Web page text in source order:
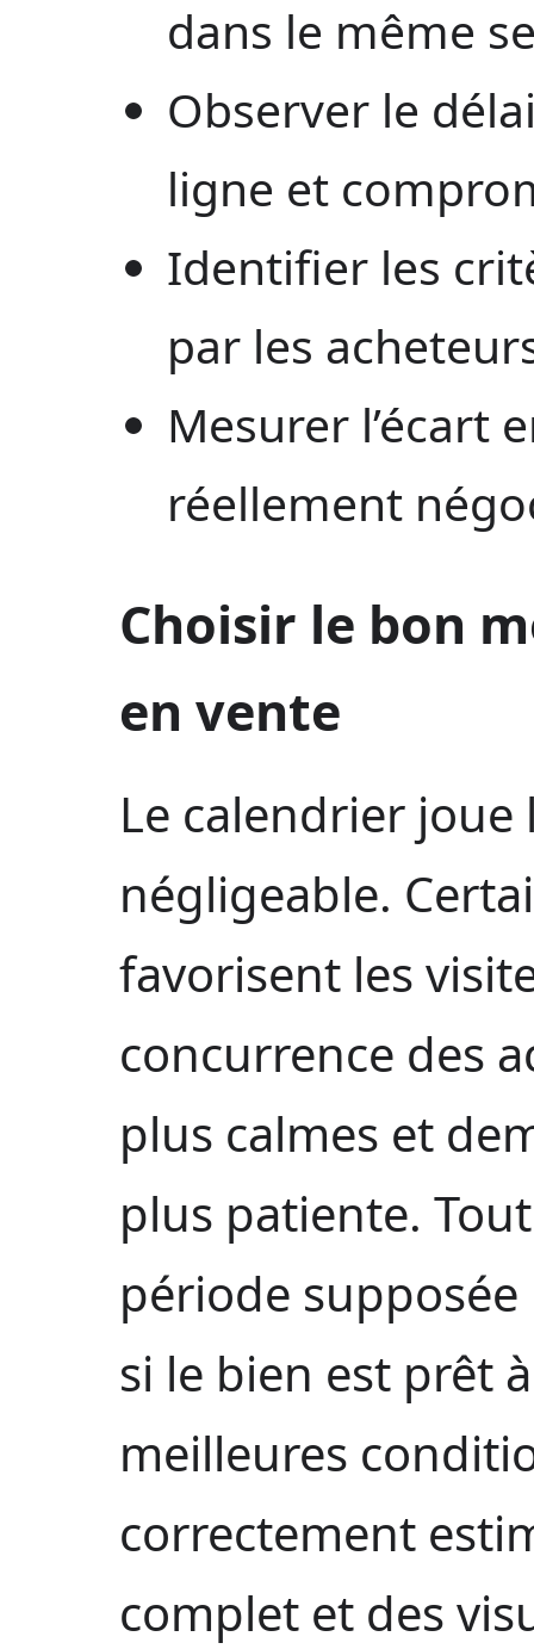
dans le même
Observer le
ligne et
Identifier les
par les
Mesurer l’écart
réellement
Choisir le bon
en vente
Le calendrier
négligeable.
favorisent les
concurrence des
plus calmes et
plus patiente.
période supposée
si le bien est prêt
meilleures
correctement
complet et des